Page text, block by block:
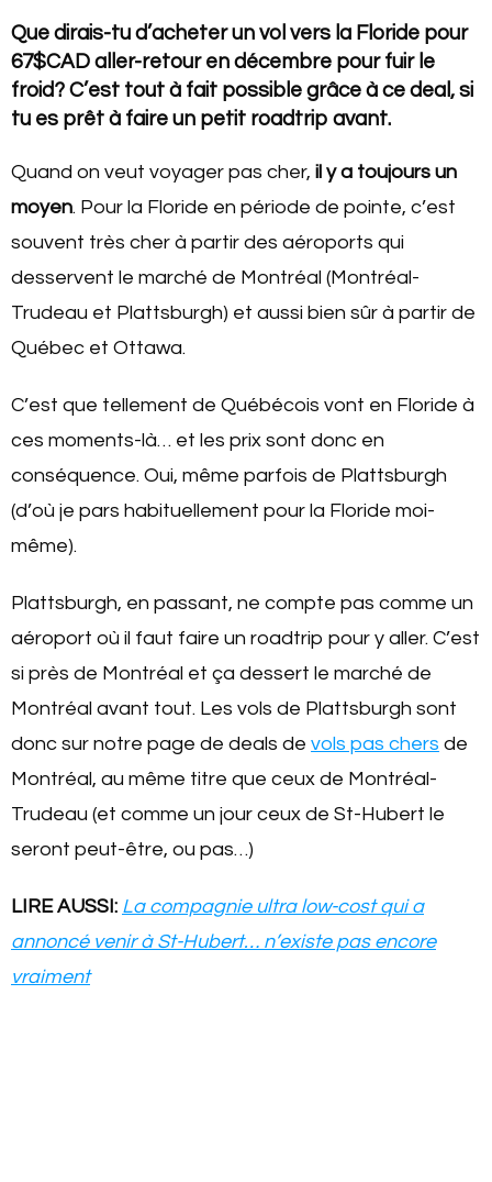
Que dirais-tu d’acheter un vol vers la Floride pour
67$CAD aller-retour en décembre pour fuir le
froid? C’est tout à fait possible grâce à ce deal, si
tu es prêt à faire un petit roadtrip avant.
Quand on veut voyager pas cher, il y a toujours un
moyen. Pour la Floride en période de pointe, c’est
souvent très cher à partir des aéroports qui
desservent le marché de Montréal (Montréal-
Trudeau et Plattsburgh) et aussi bien sûr à partir de
Québec et Ottawa.
C’est que tellement de Québécois vont en Floride à
ces moments-là… et les prix sont donc en
conséquence. Oui, même parfois de Plattsburgh
(d’où je pars habituellement pour la Floride moi-
même).
Plattsburgh, en passant, ne compte pas comme un
aéroport où il faut faire un roadtrip pour y aller. C’est
si près de Montréal et ça dessert le marché de
Montréal avant tout. Les vols de Plattsburgh sont
donc sur notre page de deals de vols pas chers de
Montréal, au même titre que ceux de Montréal-
Trudeau (et comme un jour ceux de St-Hubert le
seront peut-être, ou pas…)
LIRE AUSSI: La compagnie ultra low-cost qui a
annoncé venir à St-Hubert… n’existe pas encore
vraiment